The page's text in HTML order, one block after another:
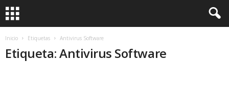
Inicio Etiquetas Antivirus Software
Etiqueta: Antivirus Software